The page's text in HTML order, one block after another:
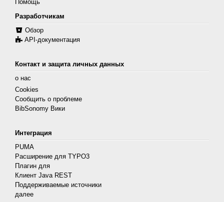
Помощь
Разработчикам
Обзор
API-документация
Контакт и защита личных данных
о нас
Cookies
Сообщить о проблеме
BibSonomy Вики
Интеграция
PUMA
Расширение для TYPO3
Плагин для
Клиент Java REST
Поддерживаемые источники
далее